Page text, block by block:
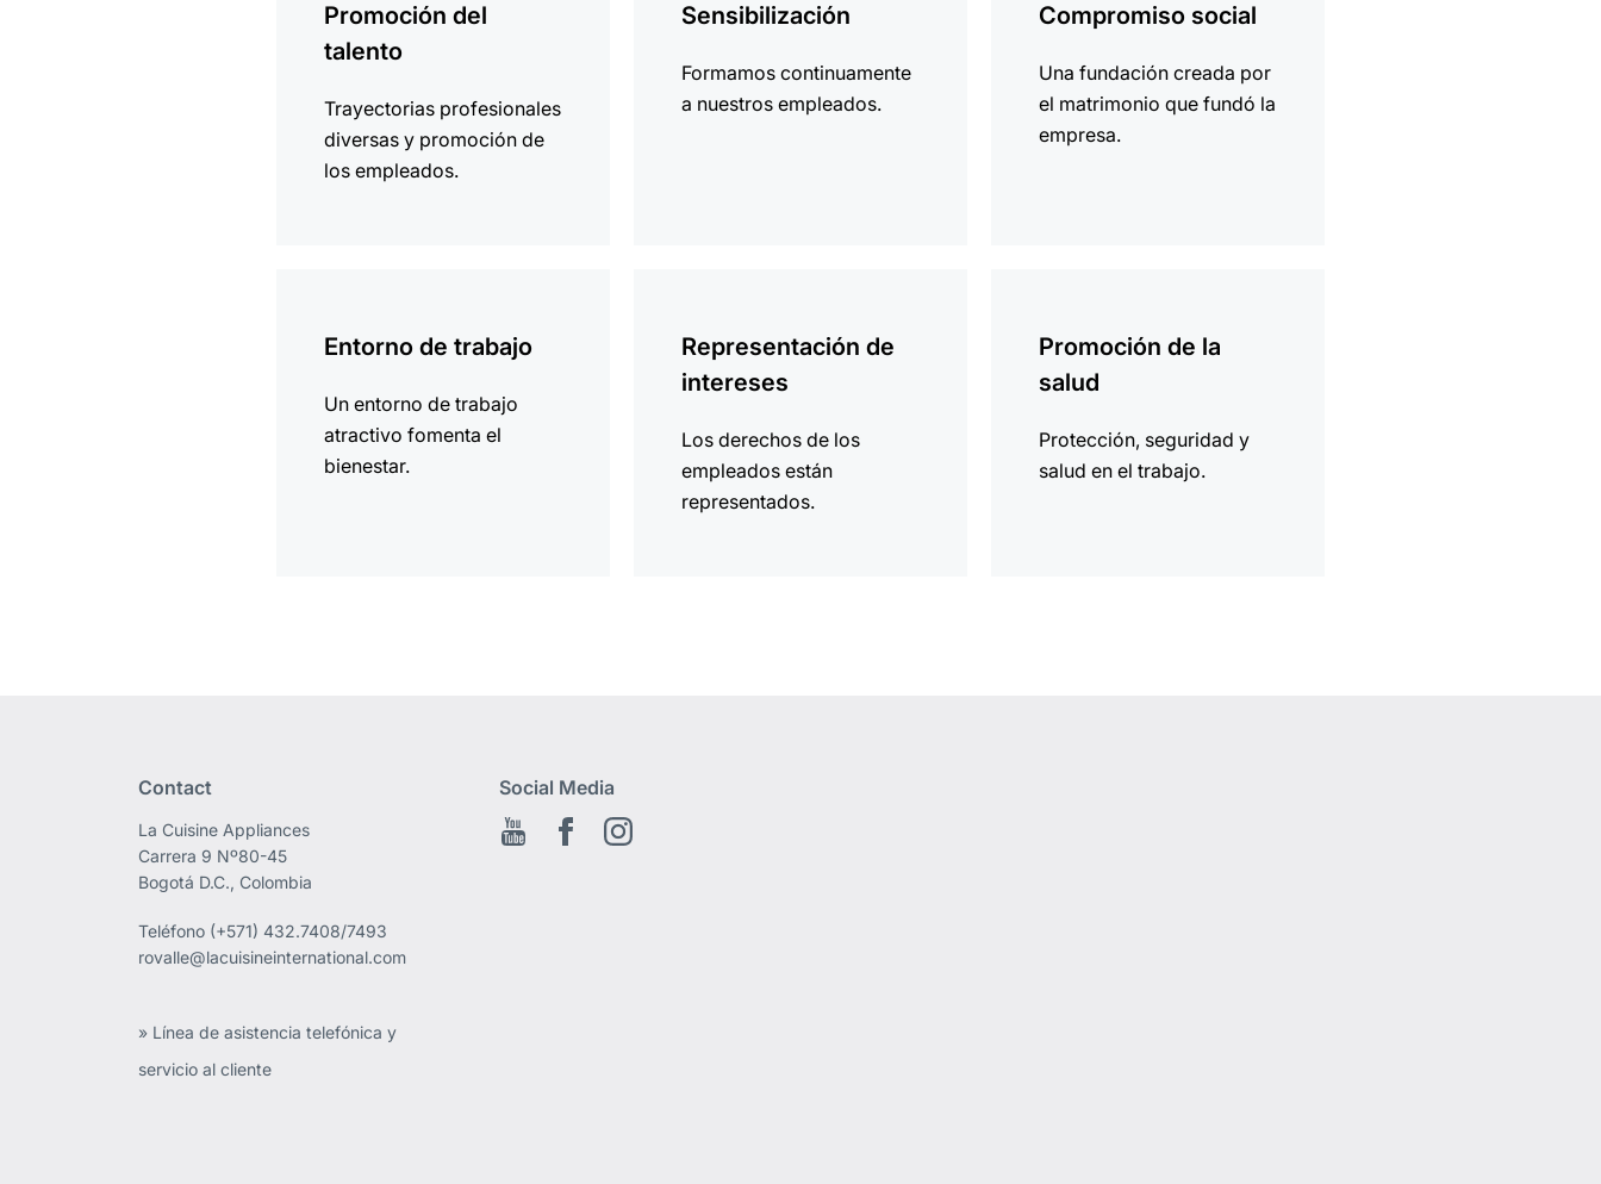
Promoción del
talento
Trayectorias profesionales
diversas y promoción de
los empleados.
Sensibilización
Formamos continuamente
a nuestros empleados.
Compromiso social
Una fundación creada por
el matrimonio que fundó la
empresa.
Entorno de trabajo
Un entorno de trabajo
atractivo fomenta el
bienestar.
Representación de
intereses
Los derechos de los
empleados están
representados.
Promoción de la
salud
Protección, seguridad y
salud en el trabajo.
Contact
La Cuisine Appliances
Carrera 9 Nº80-45
Bogotá D.C., Colombia
Teléfono (+571) 432.7408/7493
rovalle@lacuisineinternational.com
» Línea de asistencia telefónica y
servicio al cliente
Social Media
Youtube Facebook